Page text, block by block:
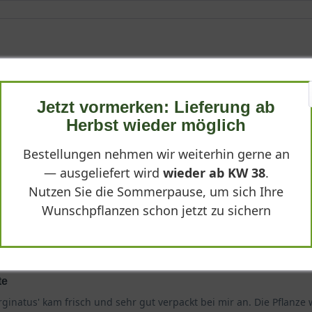
mit besonderer Ausstrahlung und wurden mit dem
Blattfärbung bringt selbst an grauen Wintertagen
kam frisch und sehr gut verpackt bei mir an. Die
Jetzt vormerken: Lieferung ab
Herbst wieder möglich
Bestellungen nehmen wir weiterhin gerne an
— ausgeliefert wird wieder ab KW 38.
Nutzen Sie die Sommerpause, um sich Ihre
Wunschpflanzen schon jetzt zu sichern